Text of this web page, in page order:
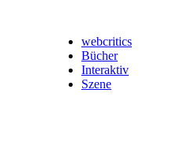
webcritics
Bücher
Interaktiv
Szene